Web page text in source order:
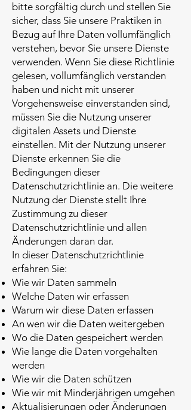
bitte sorgfältig durch und stellen Sie
sicher, dass Sie unsere Praktiken in
Bezug auf Ihre Daten vollumfänglich
verstehen, bevor Sie unsere Dienste
verwenden. Wenn Sie diese Richtlinie
gelesen, vollumfänglich verstanden
haben und nicht mit unserer
Vorgehensweise einverstanden sind,
müssen Sie die Nutzung unserer
digitalen Assets und Dienste
einstellen. Mit der Nutzung unserer
Dienste erkennen Sie die
Bedingungen dieser
Datenschutzrichtlinie an. Die weitere
Nutzung der Dienste stellt Ihre
Zustimmung zu dieser
Datenschutzrichtlinie und allen
Änderungen daran dar.
In dieser Datenschutzrichtlinie
erfahren Sie:
Wie wir Daten sammeln
Welche Daten wir erfassen
Warum wir diese Daten erfassen
An wen wir die Daten weitergeben
Wo die Daten gespeichert werden
Wie lange die Daten vorgehalten
werden
Wie wir die Daten schützen
Wie wir mit Minderjährigen umgehen
Aktualisierungen oder Änderungen